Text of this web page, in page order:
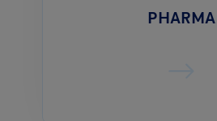
PHARMA